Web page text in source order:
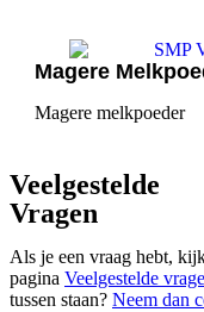
Magere
Magere melkpoeder
Veelgestelde
Vragen
Als je een vraag hebt,
pagina Veelgestelde
tussen staan? Neem dan